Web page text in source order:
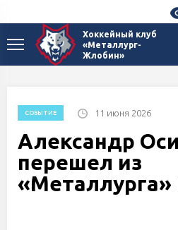
Хоккейный клуб
«Металлург-
Жлобин»
СОБЫТИЕ 11 июня 2026
Александр
перешел из